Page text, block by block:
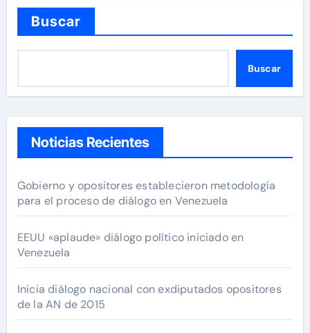
Buscar
Buscar
Noticias Recientes
Gobierno y opositores establecieron metodología
para el proceso de diálogo en Venezuela
EEUU «aplaude» diálogo político iniciado en
Venezuela
Inicia diálogo nacional con exdiputados opositores
de la AN de 2015